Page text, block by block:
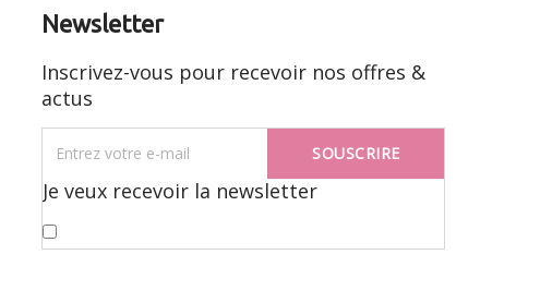
Newsletter
Inscrivez-vous pour recevoir nos offres &
actus
SOUSCRIRE
Je veux recevoir la newsletter